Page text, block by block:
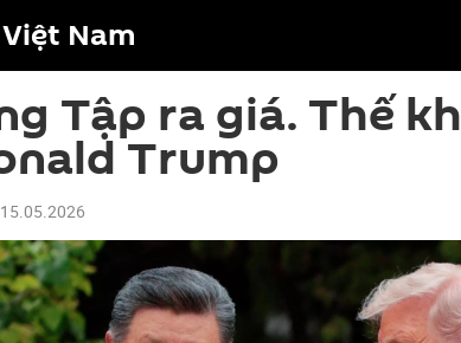
Việt Nam
Tập ra giá. Thế
Trump